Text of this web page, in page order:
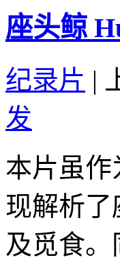
座头鲸
纪录片 |
发
本片虽作
现解析
及觅食